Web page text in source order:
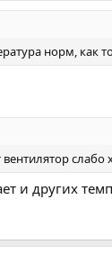
норм, как
слабо
и других